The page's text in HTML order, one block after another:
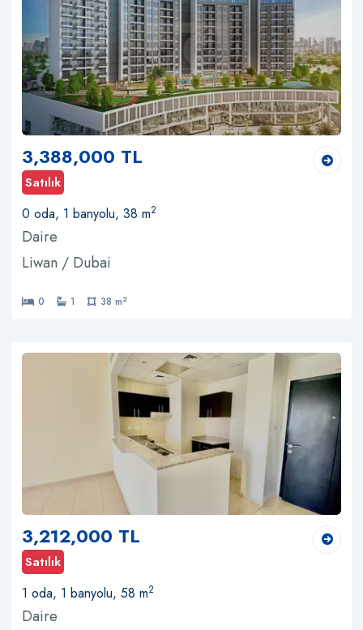
3,388,000 TL
Satılık
0 oda, 1 banyolu, 38 m2
Daire
Liwan / Dubai
0 1 38 m2
3,212,000 TL
Satılık
1 oda, 1 banyolu, 58 m2
Daire